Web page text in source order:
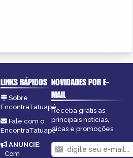
LINKS RÁPIDOS
Sobre
EncontraTatuapé
Fale com o
EncontraTatuapé
ANUNCIE:
Com
NOVIDADES POR E-
MAIL
Receba grátis as
principais notícias,
dicas e promoções